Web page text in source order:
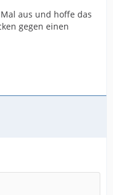
aus und hoffe das
gegen einen